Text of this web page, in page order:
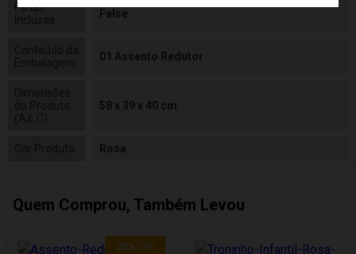
Pilhas
Inclusas
False
01 Assento Redutor
58 x 39 x 40 cm
Rosa
Quem Comprou, Também Levou
20% OFF